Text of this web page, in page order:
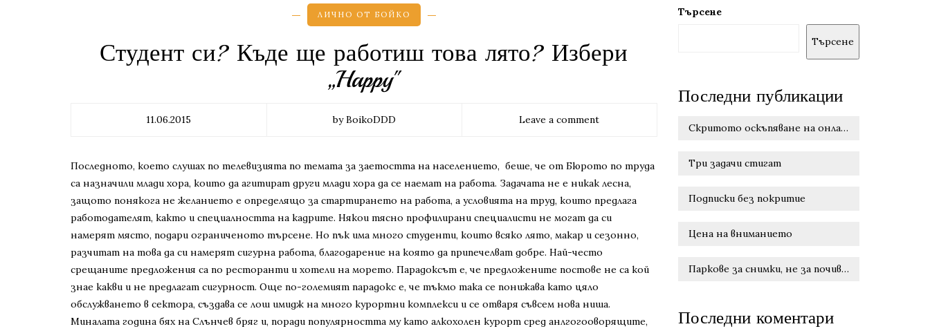
ЛИЧНО ОТ БОЙКО
Студент си? Къде ще работиш това лято? Избери
„Happy"
11.06.2015 by BoikoDDD Leave a comment
Последното, което слушах по телевизията по темата за заетостта на населението, беше, че от Бюрото по труда
са назначили млади хора, които да агитират други млади хора да се наемат на работа. Задачата не е никак лесна,
защото понякога не желанието е определящо за стартирането на работа, а условията на труд, които предлага
работодателят, както и специалността на кадрите. Някои тясно профилирани специалисти не могат да си
намерят място, подари ограниченото търсене. Но пък има много студенти, които всяко лято, макар и сезонно,
разчитат на това да си намерят сигурна работа, благодарение на която да припечелват добре. Най-често
срещаните предложения са по ресторанти и хотели на морето. Парадоксът е, че предложените постове не са кой
знае какви и не предлагат сигурност. Още по-големият парадокс е, че тъкмо така се понижава като цяло
обслужването в сектора, създава се лош имидж на много курортни комплекси и се отваря съвсем нова ниша.
Миналата година бях на Слънчев бряг и, поради популярността му като алкохолен курорт сред анлгогооворящите,
Търсене
Търсене
Последни публикации
Скритото оскъпяване на онлайн удобството
Три задачи стигат
Подписки без покритие
Цена на вниманието
Паркове за снимки, не за почивка
Последни коментари